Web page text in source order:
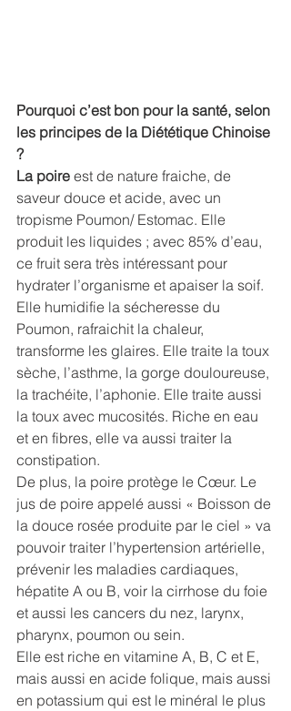
Pourquoi c’est bon pour la santé, selon
les principes de la Diététique Chinoise
?
La poire est de nature fraiche, de
saveur douce et acide, avec un
tropisme Poumon/ Estomac. Elle
produit les liquides ; avec 85% d’eau,
ce fruit sera très intéressant pour
hydrater l’organisme et apaiser la soif.
Elle humidifie la sécheresse du
Poumon, rafraichit la chaleur,
transforme les glaires. Elle traite la toux
sèche, l’asthme, la gorge douloureuse,
la trachéite, l’aphonie. Elle traite aussi
la toux avec mucosités. Riche en eau
et en fibres, elle va aussi traiter la
constipation.
De plus, la poire protège le Cœur. Le
jus de poire appelé aussi « Boisson de
la douce rosée produite par le ciel » va
pouvoir traiter l’hypertension artérielle,
prévenir les maladies cardiaques,
hépatite A ou B, voir la cirrhose du foie
et aussi les cancers du nez, larynx,
pharynx, poumon ou sein.
Elle est riche en vitamine A, B, C et E,
mais aussi en acide folique, mais aussi
en potassium qui est le minéral le plus